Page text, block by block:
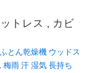
トレス , カビ
ふとん乾燥機 ウッドス
梅雨 汗 湿気 長持ち